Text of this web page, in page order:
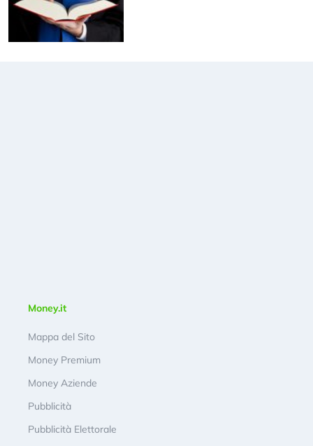
Money.it
Mappa del Sito
Money Premium
Money Aziende
Pubblicità
Pubblicità Elettorale